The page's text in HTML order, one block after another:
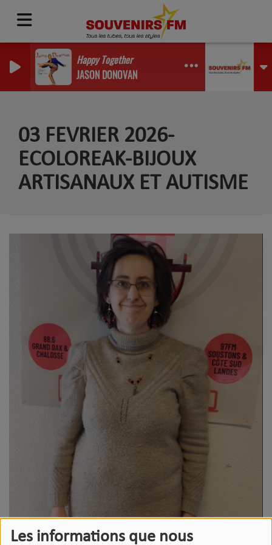
Les informations que nous
Happy Together
JASON DONOVAN
03 FEVRIER 2026-
ECOLOREAK-BIJOUX
ARTISANAUX ET AUTISME